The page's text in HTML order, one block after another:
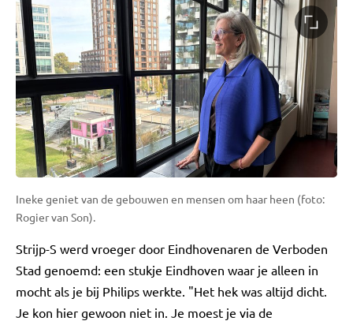
Ineke geniet van de gebouwen en mensen om haar heen (foto:
Rogier van Son).
Strijp-S werd vroeger door Eindhovenaren de Verboden
Stad genoemd: een stukje Eindhoven waar je alleen in
mocht als je bij Philips werkte. "Het hek was altijd dicht.
Je kon hier gewoon niet in. Je moest je via de